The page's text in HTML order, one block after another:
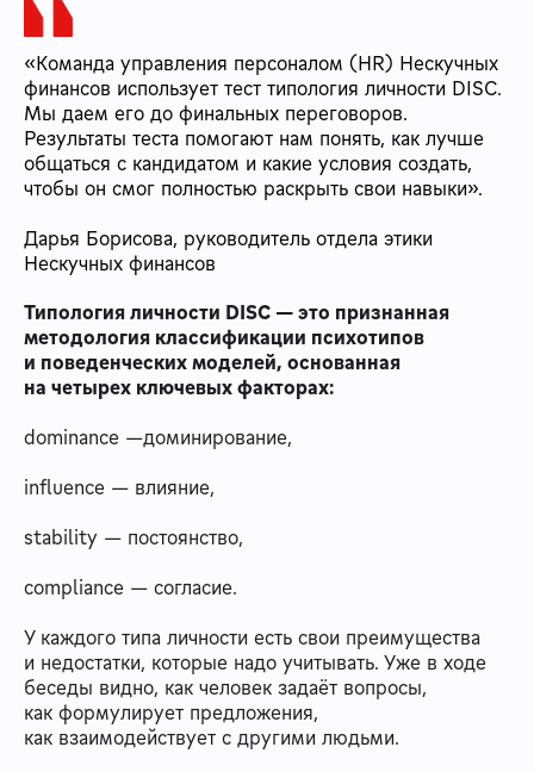
«Команда управления персоналом (HR) Нескучных
финансов использует тест типология личности DISC.
Мы даем его до финальных переговоров.
Результаты теста помогают нам понять, как лучше
общаться с кандидатом и какие условия создать,
чтобы он смог полностью раскрыть свои навыки».
Дарья Борисова, руководитель отдела этики
Нескучных финансов
Типология личности DISC — это признанная
методология классификации психотипов
и поведенческих моделей, основанная
на четырех ключевых факторах:
dominance —доминирование,
influence — влияние,
stability — постоянство,
compliance — согласие.
У каждого типа личности есть свои преимущества
и недостатки, которые надо учитывать. Уже в ходе
беседы видно, как человек задаёт вопросы,
как формулирует предложения,
как взаимодействует с другими людьми.